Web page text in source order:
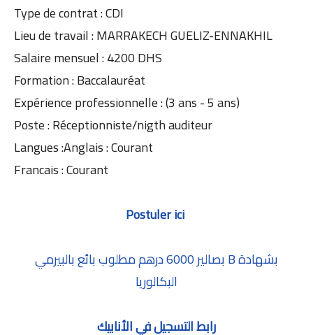
Type de contrat : CDI
Lieu de travail : MARRAKECH GUELIZ-ENNAKHIL
Salaire mensuel : 4200 DHS
Formation : Baccalauréat
Expérience professionnelle : (3 ans - 5 ans)
Poste : Réceptionniste/nigth auditeur
Langues :Anglais : Courant
Francais : Courant
Postuler ici
بصالير 6000 درهم مطلوب بائع بالبيرمي B بشهادة
البكالوريا
رابط التسجيل في الأنابيك